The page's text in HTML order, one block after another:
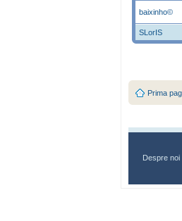
baixinho©
SLorIS
Prima
Despre noi